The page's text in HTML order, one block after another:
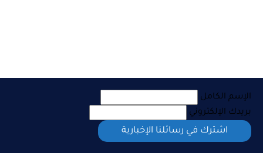
الإسم الكامل
بريدك الإلكتروني